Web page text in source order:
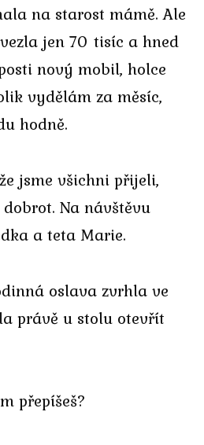
na starost mámě. Ale
jen 70 tisíc a hned
nový mobil, holce
vydělám za měsíc,
hodně.
jsme všichni přijeli,
Na návštěvu
a teta Marie.
oslava zvrhla ve
právě u stolu otevřít
přepíšeš?